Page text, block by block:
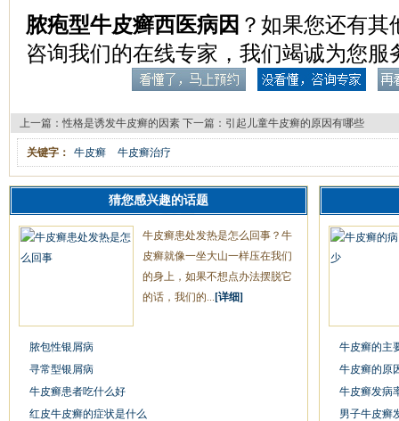
脓疱型牛皮癣西医病因 ？如果您还有
咨询我们的在线专家，我们竭诚为您服
上一篇： 性格是诱发牛皮癣的因素 下一篇： 引起儿童牛皮癣的原因有哪些
关键字： 牛皮癣 牛皮癣治疗
猜您感兴趣的话题
牛皮癣患处发热是怎么回事？牛
皮癣就像一坐大山一样压在我们
的身上，如果不想点办法摆脱它
的话，我们的... [详细]
脓包性银屑病
寻常型银屑病
牛皮癣患者吃什么好
红皮牛皮癣的症状是什么
牛皮癣的主
牛皮癣的原
牛皮癣发病
男子牛皮癣